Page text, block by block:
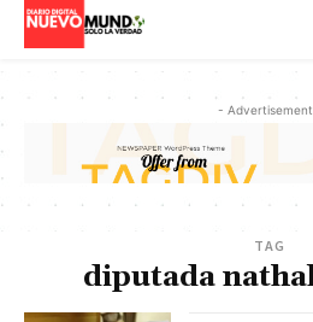
-
TAG
diputada